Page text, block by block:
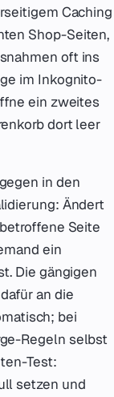
Caching
Shop-Seiten,
oft ins
im Inkognito-
ein zweites
dort leer
in den
Ändert
Seite
ein
Die gängigen
an die
bei
Regeln selbst
Test:
setzen und